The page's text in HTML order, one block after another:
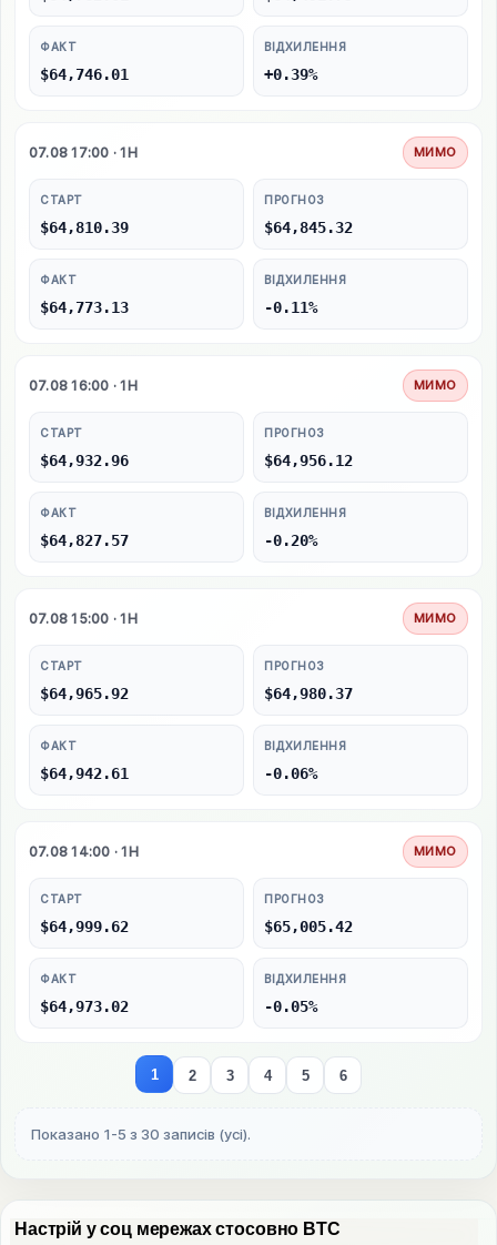
ФАКТ
$64,746.01
ВІДХИЛЕННЯ
+0.39%
07.08 17:00 · 1H МИМО
СТАРТ
$64,810.39
ПРОГНОЗ
$64,845.32
ФАКТ
$64,773.13
ВІДХИЛЕННЯ
-0.11%
07.08 16:00 · 1H МИМО
СТАРТ
$64,932.96
ПРОГНОЗ
$64,956.12
ФАКТ
$64,827.57
ВІДХИЛЕННЯ
-0.20%
07.08 15:00 · 1H МИМО
СТАРТ
$64,965.92
ПРОГНОЗ
$64,980.37
ФАКТ
$64,942.61
ВІДХИЛЕННЯ
-0.06%
07.08 14:00 · 1H МИМО
СТАРТ
$64,999.62
ПРОГНОЗ
$65,005.42
ФАКТ
$64,973.02
ВІДХИЛЕННЯ
-0.05%
1 2 3 4 5 6
Показано 1-5 з 30 записів (усі).
Настрій у соц мережах стосовно BTC